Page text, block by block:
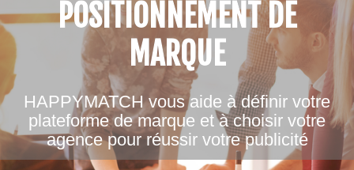
POSITIONNEMENT DE
MARQUE
HAPPYMATCH vous aide à définir votre
plateforme de marque et à choisir votre
agence pour réussir votre publicité